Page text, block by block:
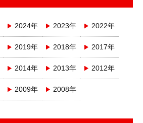
2024年 2023年 2022年
2019年 2018年 2017年
2014年 2013年 2012年
2009年 2008年